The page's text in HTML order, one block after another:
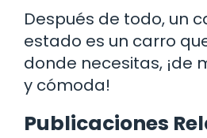
Después de todo, un
estado es un carro
donde necesitas, ¡de
y cómoda!
Publicaciones